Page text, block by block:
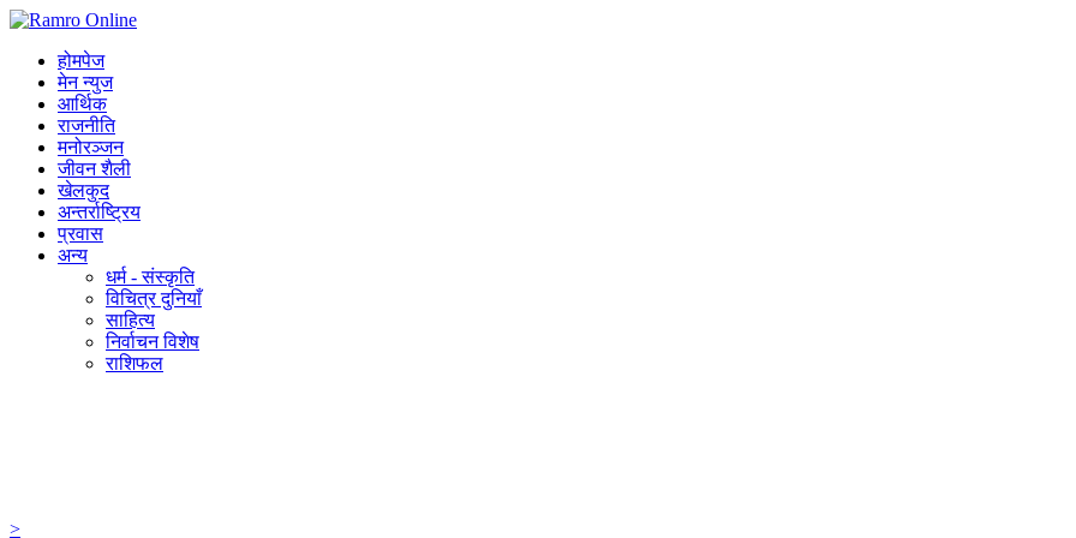
होमपेज
मेन न्युज
आर्थिक
राजनीति
मनोरञ्जन
जीवन शैली
खेलकुद
अन्तर्राष्ट्रिय
प्रवास
अन्य
धर्म - संस्कृति
विचित्र दुनियाँ
साहित्य
निर्वाचन विशेष
राशिफल
>